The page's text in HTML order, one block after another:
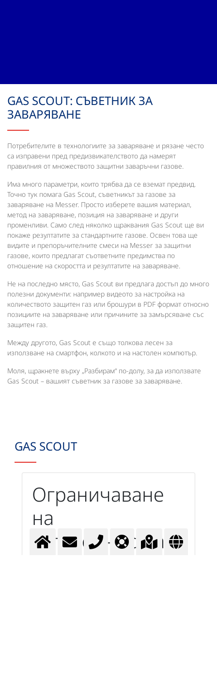
GAS SCOUT: СЪВЕТНИК ЗА
ЗАВАРЯВАНЕ
Потребителите в технологиите за заваряване и рязане често
са изправени пред предизвикателството да намерят
правилния от множеството защитни заваръчни газове.
Има много параметри, които трябва да се вземат предвид.
Точно тук помага Gas Scout, съветникът за газове за
заваряване на Messer. Просто изберете вашия материал,
метод на заваряване, позиция на заваряване и други
променливи. Само след няколко щраквания Gas Scout ще ви
покаже резултатите за стандартните газове. Освен това ще
видите и препоръчителните смеси на Messer за защитни
газове, които предлагат съответните предимства по
отношение на скоростта и резултатите на заваряване.
Не на последно място, Gas Scout ви предлага достъп до много
полезни документи: например видеото за настройка на
количеството защитен газ или брошури в PDF формат относно
позициите на заваряване или причините за замърсяване със
защитен газ.
Между другото, Gas Scout е също толкова лесен за
използване на смартфон, колкото и на настолен компютър.
Моля, щракнете върху „Разбирам“ по-долу, за да използвате
Gas Scout – вашият съветник за газове за заваряване.
GAS SCOUT
Ограничаване
на
отговорността